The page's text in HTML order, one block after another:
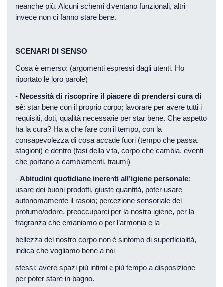
neanche più. Alcuni schemi diventano funzionali, altri
invece non ci fanno stare bene.
SCENARI DI SENSO
Cosa è emerso: (argomenti espressi dagli utenti. Ho
riportato le loro parole)
- Necessità di riscoprire il piacere di prendersi cura di
sé: star bene con il proprio corpo; lavorare per avere tutti i
requisiti, doti, qualità necessarie per star bene. Che aspetto
ha la cura? Ha a che fare con il tempo, con la
consapevolezza di cosa accade fuori (tempo che passa,
stagioni) e dentro (fasi della vita, corpo che cambia, eventi
che portano a cambiamenti, traumi)
- Abitudini quotidiane inerenti all’igiene personale:
usare dei buoni prodotti, giuste quantità, poter usare
autonomamente il rasoio; percezione sensoriale del
profumo/odore, preoccuparci per la nostra igiene, per la
fragranza che emaniamo o per l’armonia e la
bellezza del nostro corpo non è sintomo di superficialità,
indica che vogliamo bene a noi
stessi; avere spazi più intimi e più tempo a disposizione
per poter stare in bagno.